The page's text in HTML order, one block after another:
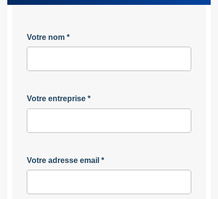
Votre nom *
Votre entreprise *
Votre adresse email *